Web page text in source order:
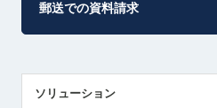
郵送での資料請求
ソリューション